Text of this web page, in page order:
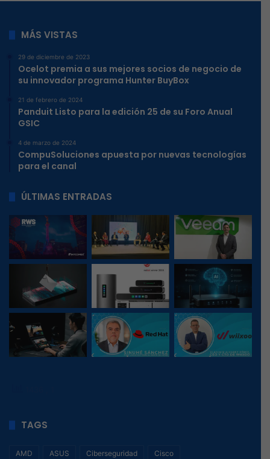
MÁS VISTAS
29 de diciembre de 2023
Ocelot premia a sus mejores socios de negocio de
su innovador programa Hunter BuyBox
21 de febrero de 2024
Panduit Listo para la edición 25 de su Foro Anual
GSIC
4 de marzo de 2024
CompuSoluciones apuesta por nuevas tecnologías
para el canal
ÚLTIMAS ENTRADAS
TAGS
AMD ASUS Ciberseguridad Cisco